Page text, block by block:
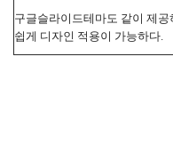
구글슬라이드테마도 같이 제
쉽게 디자인 적용이 가능하다.